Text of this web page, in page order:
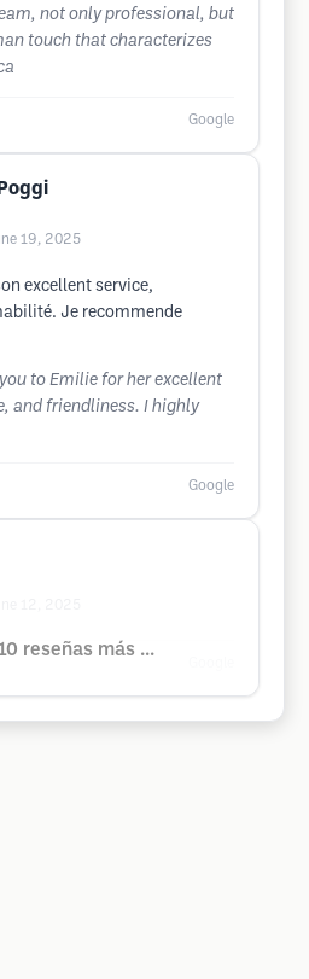
not only professional, but
touch that characterizes
Google
19, 2025
excellent service,
Je recommende
to Emilie for her excellent
and friendliness. I highly
Google
reseñas más ...